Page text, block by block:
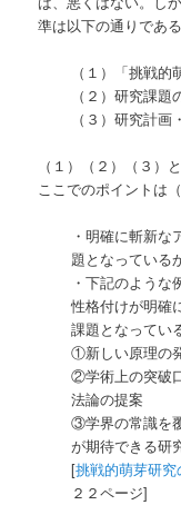
準は以下の通りである
（１）「挑戦
（２）研究課題
（３）研究計
（１）（２）（３）
ここでのポイントは
・明確に斬新
題となっている
・下記のよう
性格付けが明確
課題となってい
①新しい原理の
②学術上の突破
法論の提案
③学界の常識を
が期待できる研
[挑戦的萌芽研
２２ページ]